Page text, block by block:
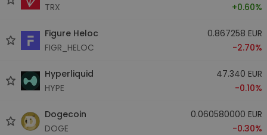
TRX
+0.60%
Figure Heloc
FIGR_HELOC
0.867258 EUR
-2.70%
Hyperliquid
HYPE
47.340 EUR
-0.10%
Dogecoin
DOGE
0.060580000 EUR
-0.30%